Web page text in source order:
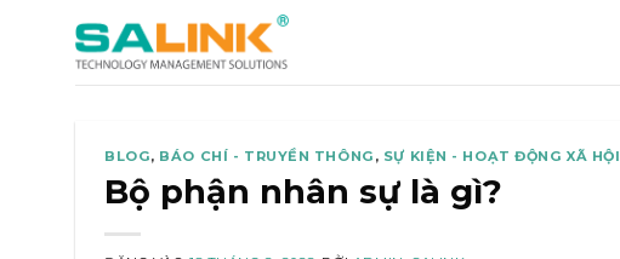
BLOG, BÁO CHÍ - TRUYỀN THÔNG , SỰ KIỆN - HOẠT ĐỘNG XÃ HỘI
Bộ phận nhân sự là gì?